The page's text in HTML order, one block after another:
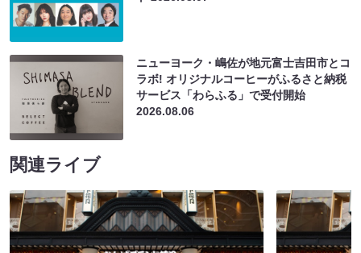
ニューヨーク・嶋佐が地元富士吉田市とコ
ラボ! オリジナルコーヒーがふるさと納税
サービス「わらふる」で受付開始
2026.08.06
関連ライブ